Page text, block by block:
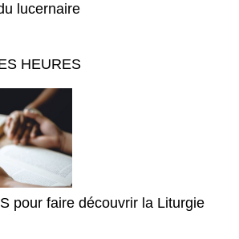
lucernaire
HEURES
pour faire découvrir la Liturgie